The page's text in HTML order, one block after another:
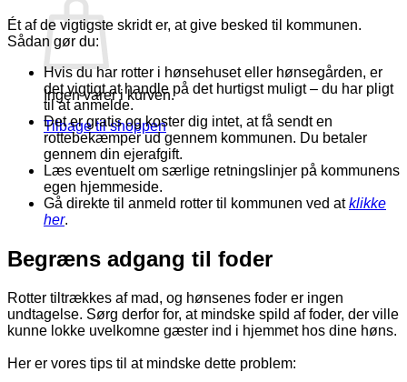
Ingen varer i kurven.
Tilbage til shoppen
Ét af de vigtigste skridt er, at give besked til kommunen.
Sådan gør du:
Hvis du har rotter i hønsehuset eller hønsegården, er
det vigtigt at handle på det hurtigst muligt – du har pligt
til at anmelde.
Det er gratis og koster dig intet, at få sendt en
rottebekæmper ud gennem kommunen. Du betaler
gennem din ejerafgift.
Læs eventuelt om særlige retningslinjer på kommunens
egen hjemmeside.
Gå direkte til anmeld rotter til kommunen ved atklikke
her.
Begræns adgang til foder
Rotter tiltrækkes af mad, og hønsenes foder er ingen
undtagelse. Sørg derfor for, at mindske spild af foder, der ville
kunne lokke uvelkomne gæster ind i hjemmet hos dine høns.
Her er vores tips til at mindske dette problem: